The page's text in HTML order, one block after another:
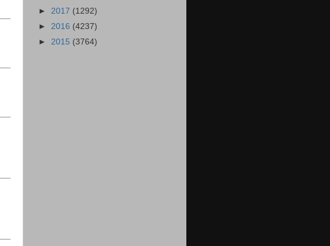
► 2017 (1292)
► 2016 (4237)
► 2015 (3764)